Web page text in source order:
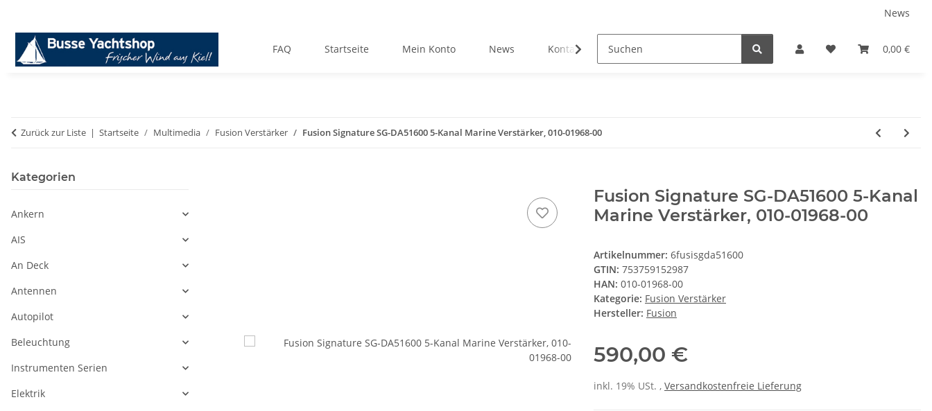
News
0,00 €
FAQ Startseite Mein Konto News Kontakt Service
Zurück zur Liste Startseite Multimedia Fusion Verstärker Fusion Signature SG-DA51600 5-Kanal Marine Verstärker, 010-01968-00
Fusion Signature SG-DA51600 5-Kanal
Marine Verstärker, 010-01968-00
Artikelnummer: 6fusisgda51600
GTIN: 753759152987
HAN: 010-01968-00
Kategorie: Fusion Verstärker
Hersteller: Fusion
590,00 €
inkl. 19% USt. , Versandkostenfreie Lieferung
Kategorien
Ankern
AIS
An Deck
Antennen
Autopilot
Beleuchtung
Instrumenten Serien
Elektrik